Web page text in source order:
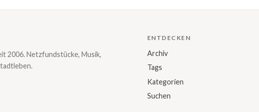
2006. Netzfundstücke, Musik,
ENTDECKEN
Archiv
Tags
Kategorien
Suchen